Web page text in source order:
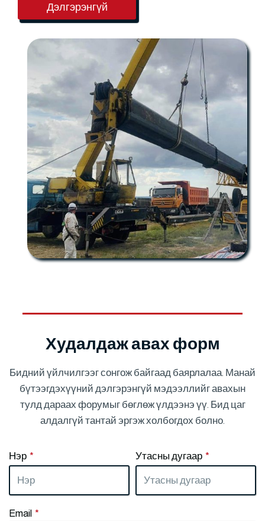
Дэлгэрэнгүй
Худалдаж авах форм
Бидний үйлчилгээг сонгож байгаад баярлалаа. Манай
бүтээгдэхүүний дэлгэрэнгүй мэдээллийг авахын
тулд дараах форумыг бөглөж үлдээнэ үү. Бид цаг
алдалгүй тантай эргэж холбогдох болно.
Нэр * Утасны дугаар *
Email *